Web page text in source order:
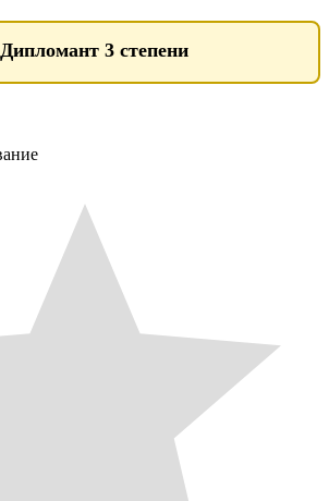
Дипломант 3 степени